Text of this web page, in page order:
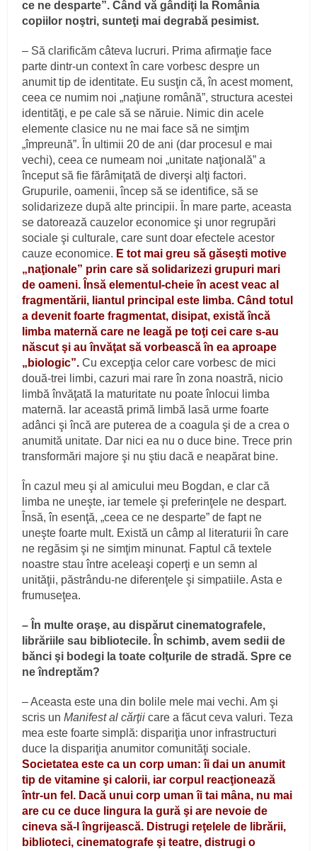
ce ne desparte”. Când vă gândiţi la România
copiilor noştri, sunteţi mai degrabă pesimist.
– Să clarificăm câteva lucruri. Prima afirmaţie face
parte dintr-un context în care vorbesc despre un
anumit tip de identitate. Eu susţin că, în acest moment,
ceea ce numim noi „naţiune română”, structura acestei
identităţi, e pe cale să se năruie. Nimic din acele
elemente clasice nu ne mai face să ne simţim
„împreună”. În ultimii 20 de ani (dar procesul e mai
vechi), ceea ce numeam noi „unitate naţională” a
început să fie fărâmiţată de diverşi alţi factori.
Grupurile, oamenii, încep să se identifice, să se
solidarizeze după alte principii. În mare parte, aceasta
se datorează cauzelor economice şi unor regrupări
sociale şi culturale, care sunt doar efectele acestor
cauze economice. E tot mai greu să găseşti motive
„naţionale” prin care să solidarizezi grupuri mari
de oameni. Însă elementul-cheie în acest veac al
fragmentării, liantul principal este limba. Când totul
a devenit foarte fragmentat, disipat, există încă
limba maternă care ne leagă pe toţi cei care s-au
născut şi au învăţat să vorbească în ea aproape
„biologic”. Cu excepţia celor care vorbesc de mici
două-trei limbi, cazuri mai rare în zona noastră, nicio
limbă învăţată la maturitate nu poate înlocui limba
maternă. Iar această primă limbă lasă urme foarte
adânci şi încă are puterea de a coagula şi de a crea o
anumită unitate. Dar nici ea nu o duce bine. Trece prin
transformări majore şi nu ştiu dacă e neapărat bine.
În cazul meu şi al amicului meu Bogdan, e clar că
limba ne uneşte, iar temele şi preferinţele ne despart.
Însă, în esenţă, „ceea ce ne desparte” de fapt ne
uneşte foarte mult. Există un câmp al literaturii în care
ne regăsim şi ne simţim minunat. Faptul că textele
noastre stau între aceleaşi coperţi e un semn al
unităţii, păstrându-ne diferenţele şi simpatiile. Asta e
frumuseţea.
– În multe oraşe, au dispărut cinematografele,
librăriile sau bibliotecile. În schimb, avem sedii de
bănci şi bodegi la toate colţurile de stradă. Spre ce
ne îndreptăm?
– Aceasta este una din bolile mele mai vechi. Am şi
scris unManifest al cărţii care a făcut ceva valuri. Teza
mea este foarte simplă: dispariţia unor infrastructuri
duce la dispariţia anumitor comunităţi sociale.
Societatea este ca un corp uman: îi dai un anumit
tip de vitamine şi calorii, iar corpul reacţionează
într-un fel. Dacă unui corp uman îi tai mâna, nu mai
are cu ce duce lingura la gură şi are nevoie de
cineva să-l îngrijească. Distrugi reţelele de librării,
biblioteci, cinematografe şi teatre, distrugi o